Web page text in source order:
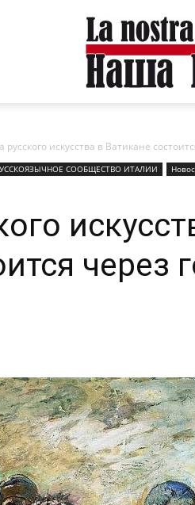
русского искусства в Ватикане
CООБЩЕСТВО ИТАЛИИ
через